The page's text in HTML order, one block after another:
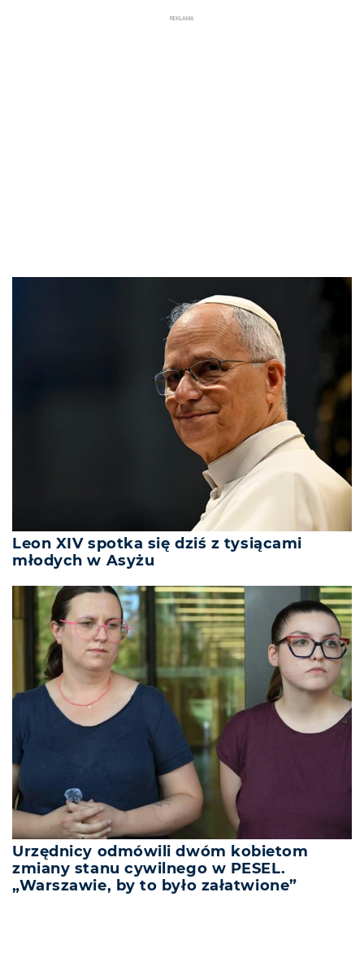
REKLAMA
Leon XIV spotka się dziś z tysiącami
młodych w Asyżu
Urzędnicy odmówili dwóm kobietom
zmiany stanu cywilnego w PESEL.
„Warszawie, by to było załatwione”